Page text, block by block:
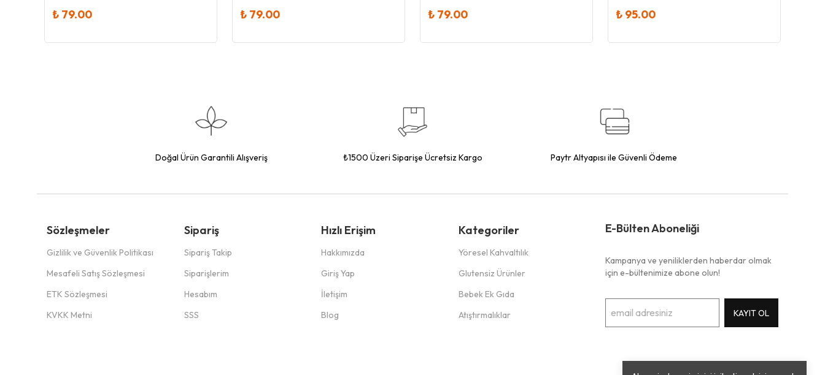
₺ 79.00 ₺ 79.00 ₺ 79.00 ₺ 95.00
Doğal Ürün Garantili Alışveriş ₺1500 Üzeri Siparişe Ücretsiz Kargo Paytr Altyapısı ile Güvenli Ödeme
Sözleşmeler
Gizlilik ve Güvenlik Politikası
Mesafeli Satış Sözleşmesi
ETK Sözleşmesi
KVKK Metni
Sipariş
Sipariş Takip
Siparişlerim
Hesabım
SSS
Hızlı Erişim
Hakkımızda
Giriş Yap
İletişim
Blog
Kategoriler
Yöresel Kahvaltılık
Glutensiz Ürünler
Bebek Ek Gıda
Atıştırmalıklar
E-Bülten Aboneliği
Kampanya ve yeniliklerden haberdar olmak
için e-bültenimize abone olun!
KAYIT OL